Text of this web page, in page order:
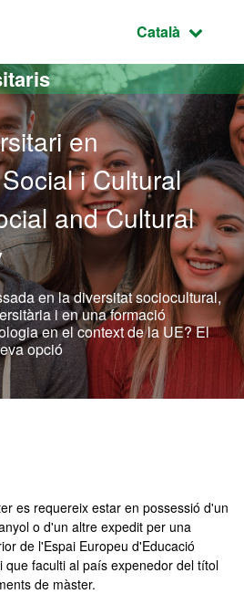
Idioma
Català
en
i Cultural
and Cultural
en la diversitat sociocultural,
i en una formació
en el context de la UE? El
opció
es requereix estar en possessió d'un
o d'un altre expedit per una
de l'Espai Europeu d'Educació
que faculti al país expenedor del títol
de màster.